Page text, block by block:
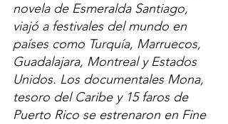
novela de Esmeralda Santiago,
viajó a festivales del mundo en
países como Turquía, Marruecos,
Guadalajara, Montreal y Estados
Unidos. Los documentales Mona,
tesoro del Caribe y 15 faros de
Puerto Rico se estrenaron en Fine